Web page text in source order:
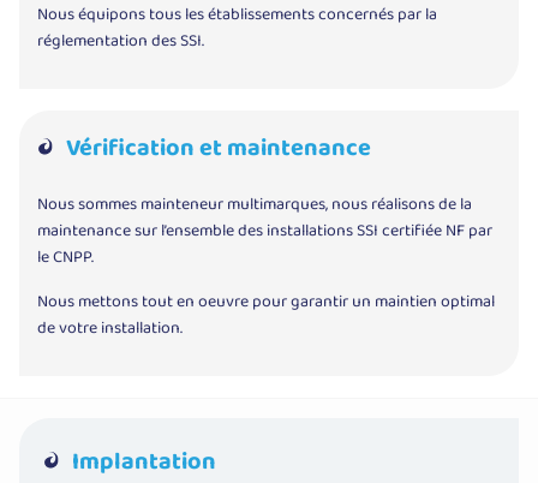
Nous équipons tous les établissements concernés par la
réglementation des SSI.
Vérification et maintenance
Nous sommes mainteneur multimarques, nous réalisons de la
maintenance sur l’ensemble des installations SSI certifiée NF par
le CNPP.
Nous mettons tout en oeuvre pour garantir un maintien optimal
de votre installation.
Implantation